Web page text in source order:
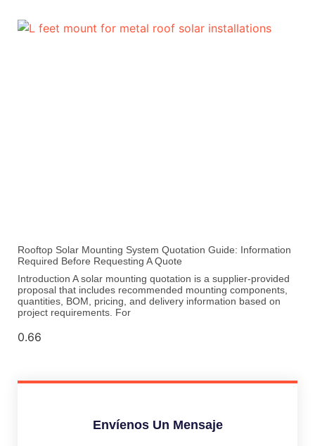
Rooftop Solar Mounting System Quotation Guide: Information
Required Before Requesting A Quote
Introduction A solar mounting quotation is a supplier-provided
proposal that includes recommended mounting components,
quantities, BOM, pricing, and delivery information based on
project requirements. For
Envíenos Un Mensaje